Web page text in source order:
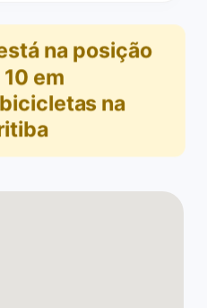
na posição
10 em
na